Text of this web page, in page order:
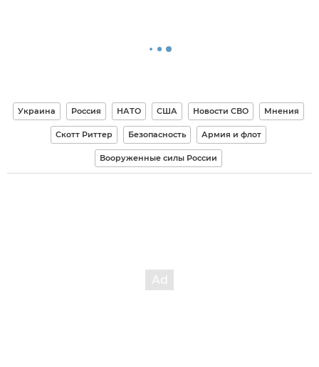
Украина Россия НАТО США Новости СВО Мнения
Скотт Риттер Безопасность Армия и флот
Вооруженные силы России